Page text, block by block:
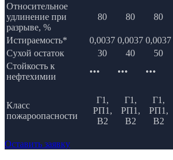
Относительное
удлинение при
разрыве, %
80 80 80
Истираемость* 0,0037 0,0037 0,0037
Сухой остаток
30 40 50
Стойкость к
нефтехимии
••• ••• •••
Класс
пожароопасности
Г1,
РП1,
В2
Г1,
РП1,
В2
Г1,
РП1,
В2
Оставить заявку